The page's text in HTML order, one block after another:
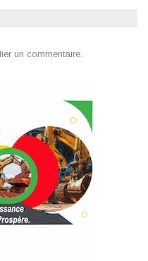
un commentaire.